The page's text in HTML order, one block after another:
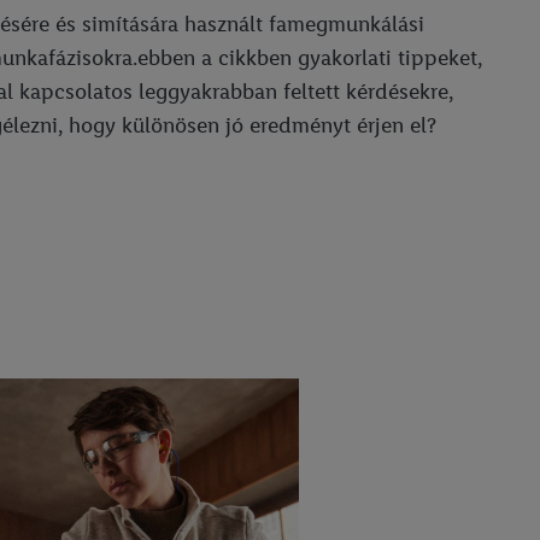
és simítására használt famegmunkálási
a cikkben gyakorlati tippeket,
kapcsolatos leggyakrabban feltett kérdésekre,
hogy különösen jó eredményt érjen el?